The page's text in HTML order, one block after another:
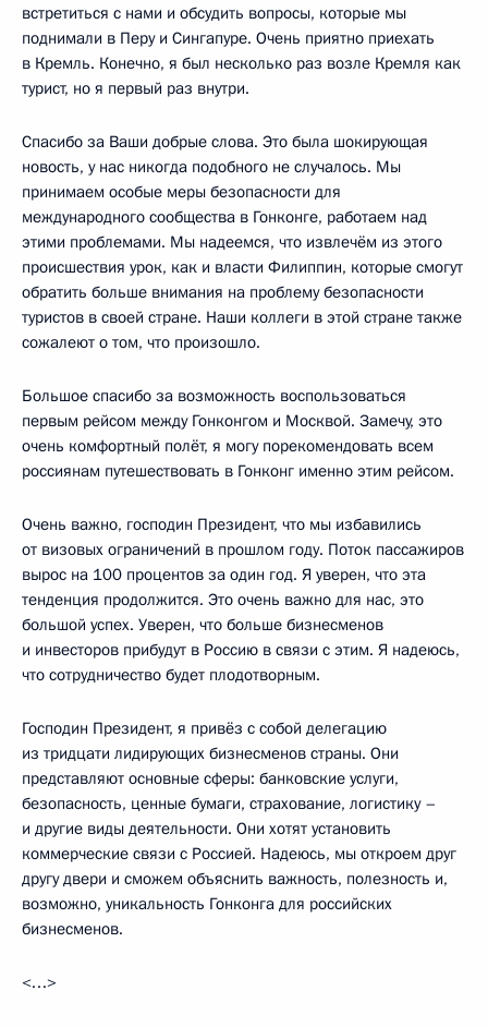
встретиться с нами и обсудить вопросы, которые мы
поднимали в Перу и Сингапуре. Очень приятно приехать
в Кремль. Конечно, я был несколько раз возле Кремля как
турист, но я первый раз внутри.
Спасибо за Ваши добрые слова. Это была шокирующая
новость, у нас никогда подобного не случалось. Мы
принимаем особые меры безопасности для
международного сообщества в Гонконге, работаем над
этими проблемами. Мы надеемся, что извлечём из этого
происшествия урок, как и власти Филиппин, которые смогут
обратить больше внимания на проблему безопасности
туристов в своей стране. Наши коллеги в этой стране также
сожалеют о том, что произошло.
Большое спасибо за возможность воспользоваться
первым рейсом между Гонконгом и Москвой. Замечу, это
очень комфортный полёт, я могу порекомендовать всем
россиянам путешествовать в Гонконг именно этим рейсом.
Очень важно, господин Президент, что мы избавились
от визовых ограничений в прошлом году. Поток пассажиров
вырос на 100 процентов за один год. Я уверен, что эта
тенденция продолжится. Это очень важно для нас, это
большой успех. Уверен, что больше бизнесменов
и инвесторов прибудут в Россию в связи с этим. Я надеюсь,
что сотрудничество будет плодотворным.
Господин Президент, я привёз с собой делегацию
из тридцати лидирующих бизнесменов страны. Они
представляют основные сферы: банковские услуги,
безопасность, ценные бумаги, страхование, логистику –
и другие виды деятельности. Они хотят установить
коммерческие связи с Россией. Надеюсь, мы откроем друг
другу двери и сможем объяснить важность, полезность и,
возможно, уникальность Гонконга для российских
бизнесменов.
<…>